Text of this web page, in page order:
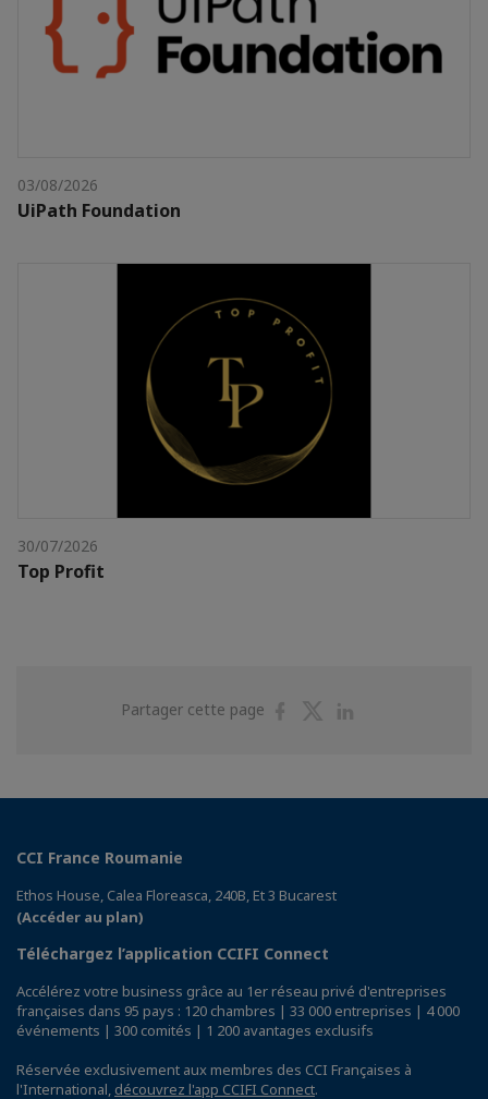
03/08/2026
UiPath Foundation
30/07/2026
Top Profit
Partager cette page
PartagerPartager
CCI France Roumanie
Ethos House, Calea Floreasca, 240B, Et 3 Bucarest
(Accéder au plan)
Téléchargez l’application CCIFI Connect
Accélérez votre business grâce au 1er réseau privé d'entreprises
françaises dans 95 pays : 120 chambres | 33 000 entreprises | 4 000
événements | 300 comités | 1 200 avantages exclusifs
Réservée exclusivement aux membres des CCI Françaises à
l'International, découvrez l'app CCIFI Connect.